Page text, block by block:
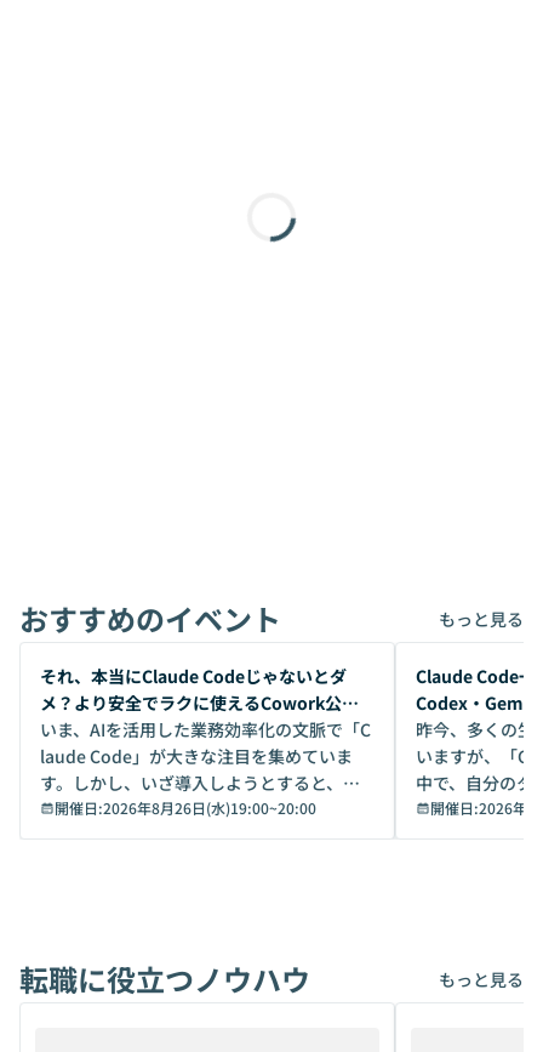
おすすめのイベント もっと見る
開催前
それ、本当にClaude Codeじゃないとダ
メ？より安全でラクに使えるCowork公開
デモ
いま、AIを活用した業務効率化の文脈で「C
laude Code」が大きな注目を集めていま
す。しかし、いざ導入しようとすると、セ
キュリティ面の懸念や権限管理のハードル
から、気軽に使えないケースも多いのでは
けでなく、想像以上の範囲まで自動化でき
ることは、まだあまり知られていません。
開催日:2026年8月26日(水)19:00~20:00
開催前
Claude Code一
Codex・
昨今、多くの生
いますが、「
中で、自分のタ
いいのか」を自
か？ 「なんとなく誰かが良いと言っていた
は、評判では
ているAIを選ぶこ
開催日:2026年8
転職に役立つノウハウ もっと見る